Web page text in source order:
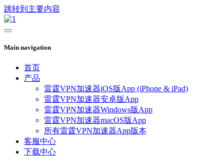
跳转到主要内容
Main navigation
首页
产品
雷霆VPN加速器iOS版App (iPhone & iPad)
雷霆VPN加速器安卓版App
雷霆VPN加速器Windows版App
雷霆VPN加速器macOS版App
所有雷霆VPN加速器App版本
客服中心
下载中心